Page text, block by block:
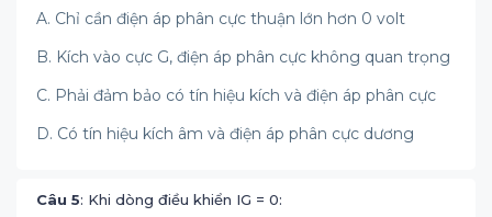
A. Chỉ cần điện áp phân cực thuận lớn hơn 0 volt
B. Kích vào cực G, điện áp phân cực không quan trọng
C. Phải đảm bảo có tín hiệu kích và điện áp phân cực
D. Có tín hiệu kích âm và điện áp phân cực dương
Câu 5: Khi dòng điều khiển IG = 0: